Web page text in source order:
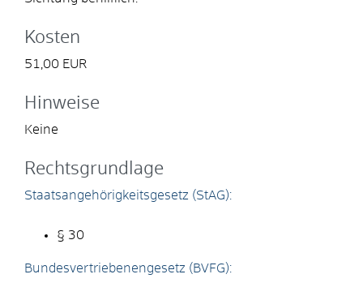
Kosten
51,00 EUR
Hinweise
Keine
Rechtsgrundlage
Staatsangehörigkeitsgesetz (StAG):
§ 30
Bundesvertriebenengesetz (BVFG):